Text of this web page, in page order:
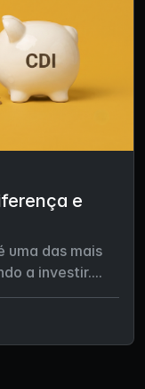
e
uma das mais
a investir....